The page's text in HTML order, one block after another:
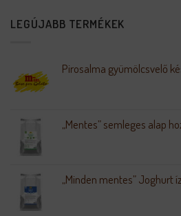
LEGÚJABB TERMÉKEK
Pirosalma gyümölcsvelő
„Mentes” semleges alap
„Minden mentes” Joghurt